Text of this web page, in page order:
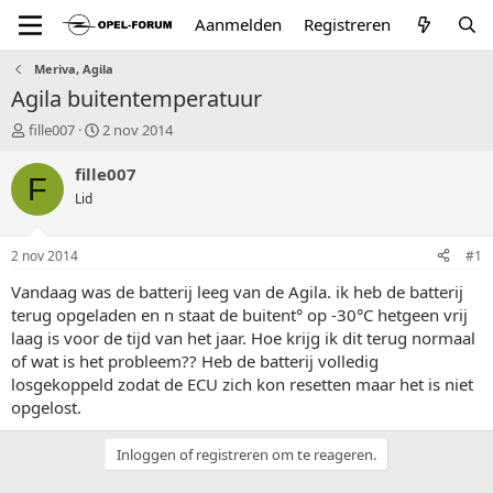
Aanmelden Registreren
Meriva, Agila
Agila buitentemperatuur
T
p
a
r
e
r
fille007
S
a
u
2 nov 2014
F fille007
Lid
2 nov 2014 #1
Vandaag was de batterij leeg van de Agila. ik heb de batterij
terug opgeladen en n staat de buitent° op -30°C hetgeen vrij
laag is voor de tijd van het jaar. Hoe krijg ik dit terug normaal
of wat is het probleem?? Heb de batterij volledig
losgekoppeld zodat de ECU zich kon resetten maar het is niet
opgelost.
Inloggen of registreren om te reageren.